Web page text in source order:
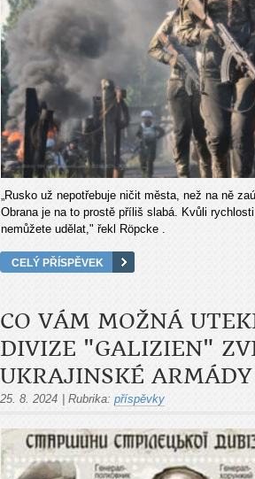
„Rusko už nepotřebuje ničit města, než na ně
Obrana je na to prostě příliš slabá. Kvůli
nemůžete udělat," řekl Röpcke .
CELÝ PŘÍSPĚVEK
CO VÁM MOŽNÁ
DIVIZE "GALIZIEN"
UKRAJINSKÉ ARMÁDY
25. 8. 2024 Rubrika: příspěvky